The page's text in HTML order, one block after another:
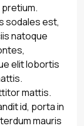
sodales est,
natoque
elit lobortis
mattis.
id, porta in
mauris